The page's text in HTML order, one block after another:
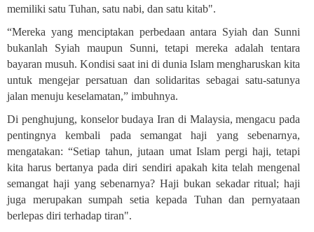
memiliki satu Tuhan, satu nabi, dan satu kitab."
“Mereka yang menciptakan perbedaan antara Syiah dan Sunni
bukanlah Syiah maupun Sunni, tetapi mereka adalah tentara
bayaran musuh. Kondisi saat ini di dunia Islam mengharuskan kita
untuk mengejar persatuan dan solidaritas sebagai satu-satunya
jalan menuju keselamatan,” imbuhnya.
Di penghujung, konselor budaya Iran di Malaysia, mengacu pada
pentingnya kembali pada semangat haji yang sebenarnya,
mengatakan: “Setiap tahun, jutaan umat Islam pergi haji, tetapi
kita harus bertanya pada diri sendiri apakah kita telah mengenal
semangat haji yang sebenarnya? Haji bukan sekadar ritual; haji
juga merupakan sumpah setia kepada Tuhan dan pernyataan
berlepas diri terhadap tiran."